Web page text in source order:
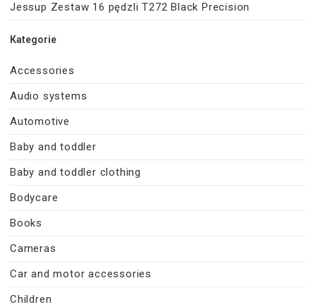
Jessup Zestaw 16 pędzli T272 Black Precision
Kategorie
Accessories
Audio systems
Automotive
Baby and toddler
Baby and toddler clothing
Bodycare
Books
Cameras
Car and motor accessories
Children